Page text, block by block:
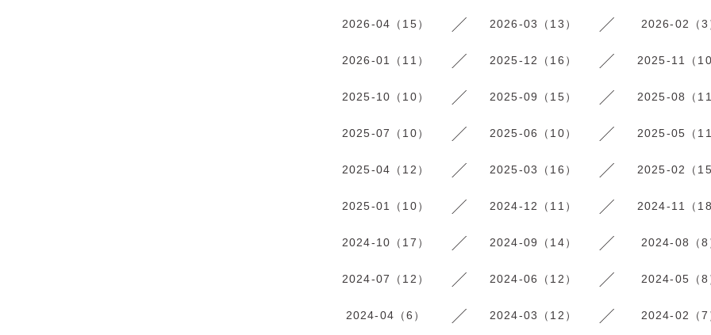
2026-04（15） 2026-03（13） 2026-02（3
2026-01（11） 2025-12（16） 2025-11（10
2025-10（10） 2025-09（15） 2025-08（11
2025-07（10） 2025-06（10） 2025-05（11
2025-04（12） 2025-03（16） 2025-02（15
2025-01（10） 2024-12（11） 2024-11（18
2024-10（17） 2024-09（14） 2024-08（8
2024-07（12） 2024-06（12） 2024-05（8
2024-04（6） 2024-03（12） 2024-02（7